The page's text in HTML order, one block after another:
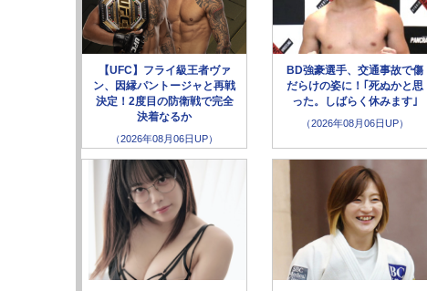
【UFC】フライ級王者ヴァ
ン、因縁パントージャと再戦
決定！2度目の防衛戦で完全
決着なるか
（2026年08月06日UP）
BD強豪選手、交通事故で傷
だらけの姿に！｢死ぬかと思
った。しばらく休みます｣
（2026年08月06日UP）